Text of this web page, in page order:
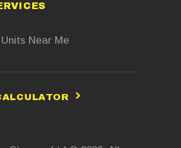
Near Me